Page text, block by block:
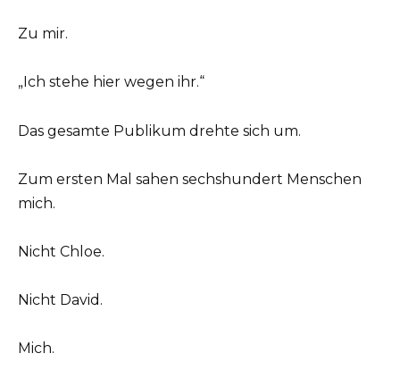
Zu mir.
„Ich stehe hier wegen ihr.“
Das gesamte Publikum drehte sich um.
Zum ersten Mal sahen sechshundert Menschen
mich.
Nicht Chloe.
Nicht David.
Mich.